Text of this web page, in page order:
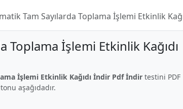
Tam Sayılarda Toplama İşlemi Etkinlik
Toplama İşlemi Etkinlik Kağıdı
İşlemi Etkinlik Kağıdı İndir Pdf İndir testini PDF
aşağıdadır.